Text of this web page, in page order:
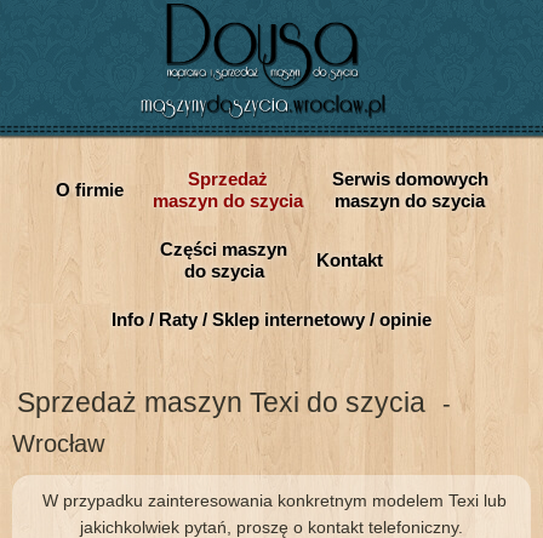
O firmie
Sprzedaż
maszyn do szycia
Serwis domowych
maszyn do szycia
Części maszyn
do szycia
Kontakt
Info / Raty / Sklep internetowy / opinie
Sprzedaż maszyn Texi do szycia
-
Wrocław
W przypadku zainteresowania konkretnym modelem Texi lub
jakichkolwiek pytań, proszę o kontakt telefoniczny.